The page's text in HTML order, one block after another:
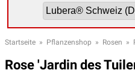
Startseite » Pflanzenshop » Rosen »
Rose 'Jardin des